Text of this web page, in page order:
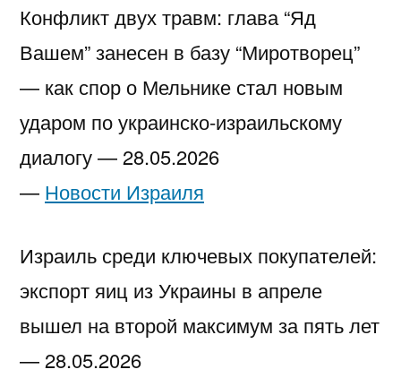
Конфликт двух травм: глава “Яд
Вашем” занесен в базу “Миротворец”
— как спор о Мельнике стал новым
ударом по украинско-израильскому
диалогу — 28.05.2026
— Новости Израиля
Израиль среди ключевых покупателей:
экспорт яиц из Украины в апреле
вышел на второй максимум за пять лет
— 28.05.2026